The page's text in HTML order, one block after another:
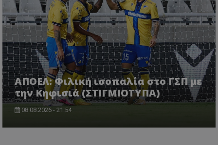
ΑΠΟΕΛ: Φιλική ισοπαλία στο ΓΣΠ με
την Κηφισιά (ΣΤΙΓΜΙΟΤΥΠΑ)
08.08.2026 - 21:54